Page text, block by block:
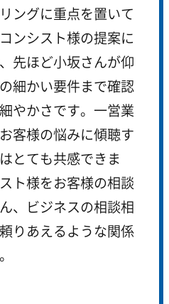
ングに重点を置いて
ンシスト様の提案に
先ほど小坂さんが仰
細かい要件まで確認
やかさです。一営業
客様の悩みに傾聴す
とても共感できま
ト様をお客様の相談
、ビジネスの相談相
りあえるような関係